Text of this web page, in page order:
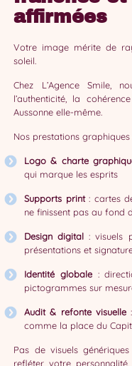
affirmées
Votre image mérite de
soleil.
Chez L’Agence Smile,
l’authenticité, la
Aussonne elle-même.
Nos prestations
Logo & charte
qui marque les esprits
Supports print: cartes
ne finissent pas au fond
Design digital : visuels
présentations et
Identité globale:
pictogrammes sur
Audit & refonte visuelle:
comme la place du
Pas de visuels
refléter votre